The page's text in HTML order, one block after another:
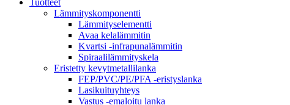
Tuotteet
Lämmityskomponentti
Lämmityselementti
Avaa kelalämmitin
Kvartsi -infrapunalämmitin
Spiraalilämmityskela
Eristetty kevytmetallilanka
FEP/PVC/PE/PFA -eristyslanka
Lasikuituyhteys
Vastus -emaloitu lanka